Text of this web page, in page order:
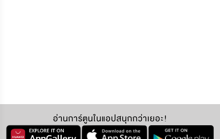
อ่านการ์ตูนในแอปสนุกกว่าเยอะ!